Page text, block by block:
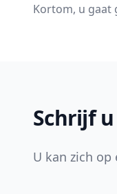
Kortom, u gaat
Schrijf
U kan zich